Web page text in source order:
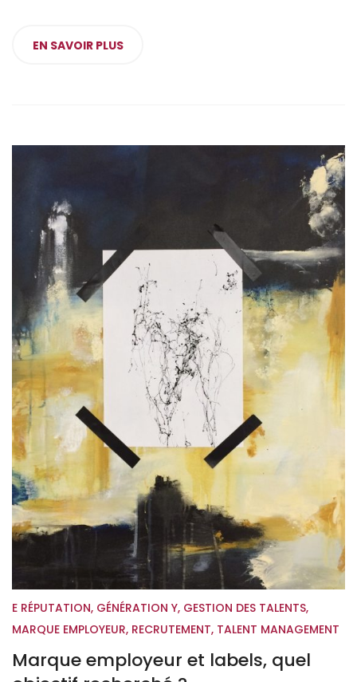
EN SAVOIR PLUS
E RÉPUTATION, GÉNÉRATION Y, GESTION DES TALENTS,
MARQUE EMPLOYEUR, RECRUTEMENT, TALENT MANAGEMENT
Marque employeur et labels, quel